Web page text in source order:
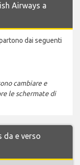
Airways a
dai seguenti
cambiare e
le schermate di
da e verso